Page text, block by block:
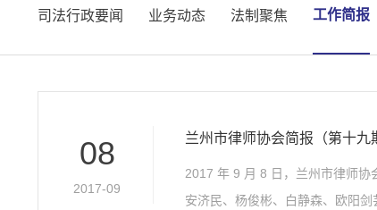
司法行政要闻 业务动态 法制聚焦 工作简报
08
2017-09
兰州市律师协会简报（第十九
2017 年 9 月 8 日，兰州市律师协
安济民、杨俊彬、白静森、欧阳剑